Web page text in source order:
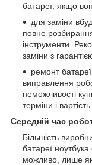
батареї, якщо
для заміни
повне
інструменти.
заміни з
ремонт
виправлення
неможливості
терміни і
Середній час
Більшість
батареї
можливо, лише